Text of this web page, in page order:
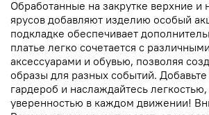
Обработанные на закрутке верхние и
ярусов добавляют изделию особый
подкладке обеспечивает
платье легко сочетается с
аксессуарами и обувью, позволяя
образы для разных событий. Добавьте
гардероб и наслаждайтесь
уверенностью в каждом движении!